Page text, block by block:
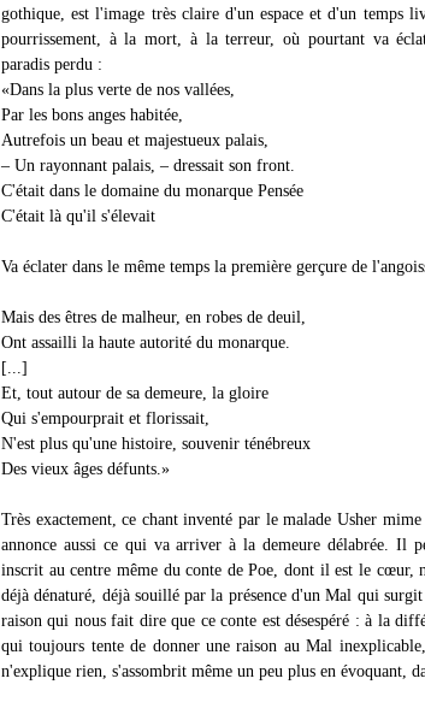
gothique, est l'image très claire d'un espace et d'un temps
pourrissement, à la mort, à la terreur, où pourtant va
paradis perdu :
«Dans la plus verte de nos vallées,
Par les bons anges habitée,
Autrefois un beau et majestueux palais,
– Un rayonnant palais, – dressait son front.
C'était dans le domaine du monarque Pensée
C'était là qu'il s'élevait
Va éclater dans le même temps la première gerçure de
Mais des êtres de malheur, en robes de deuil,
Ont assailli la haute autorité du monarque.
[...]
Et, tout autour de sa demeure, la gloire
Qui s'empourprait et florissait,
N'est plus qu'une histoire, souvenir ténébreux
Des vieux âges défunts.»
Très exactement, ce chant inventé par le malade Usher
annonce aussi ce qui va arriver à la demeure délabrée. Il
inscrit au centre même du conte de Poe, dont il est le cœur,
déjà dénaturé, déjà souillé par la présence d'un Mal qui
raison qui nous fait dire que ce conte est désespéré : à la
qui toujours tente de donner une raison au Mal
n'explique rien, s'assombrit même un peu plus en évoquant,